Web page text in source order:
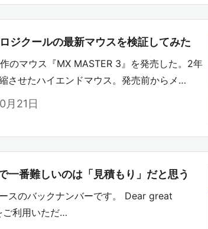
ジクールの最新マウスを検証してみた
のマウス『MX MASTER 3』を発売した。2年
させたハイエンドマウス。発売前からメ…
月21日
一番難しいのは「見積もり」だと思う
スのバックナンバーです。 Dear great
ご利用いただ…